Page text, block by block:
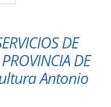
DE
DE
Antonio